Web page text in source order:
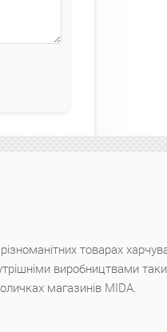
товарах
виробництвами
магазинів MIDA.